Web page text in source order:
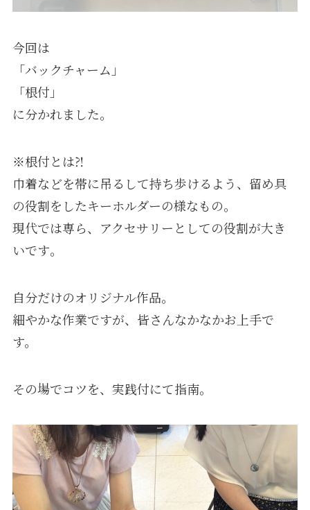
今回は
「バックチャーム」
「根付」
に分かれました。
※根付とは⁈
巾着などを帯に吊るして持ち歩けるよう、留め具
の役割をしたキーホルダーの様なもの｡
現代では専ら、アクセサリーとしての役割が大き
いです｡
自分だけのオリジナル作品｡
細やかな作業ですが、皆さんなかなかお上手で
す。
その場でコツを、実践付にて指南｡